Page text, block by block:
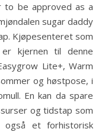
to be approved as a
sugar daddy
Kjøpesenteret som
kjernen til denne
Lite+, Warm
og høstpose, i
En kan da spare
og tidstap som
også et forhistorisk